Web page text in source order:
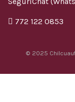
772 122 0853
© 2025